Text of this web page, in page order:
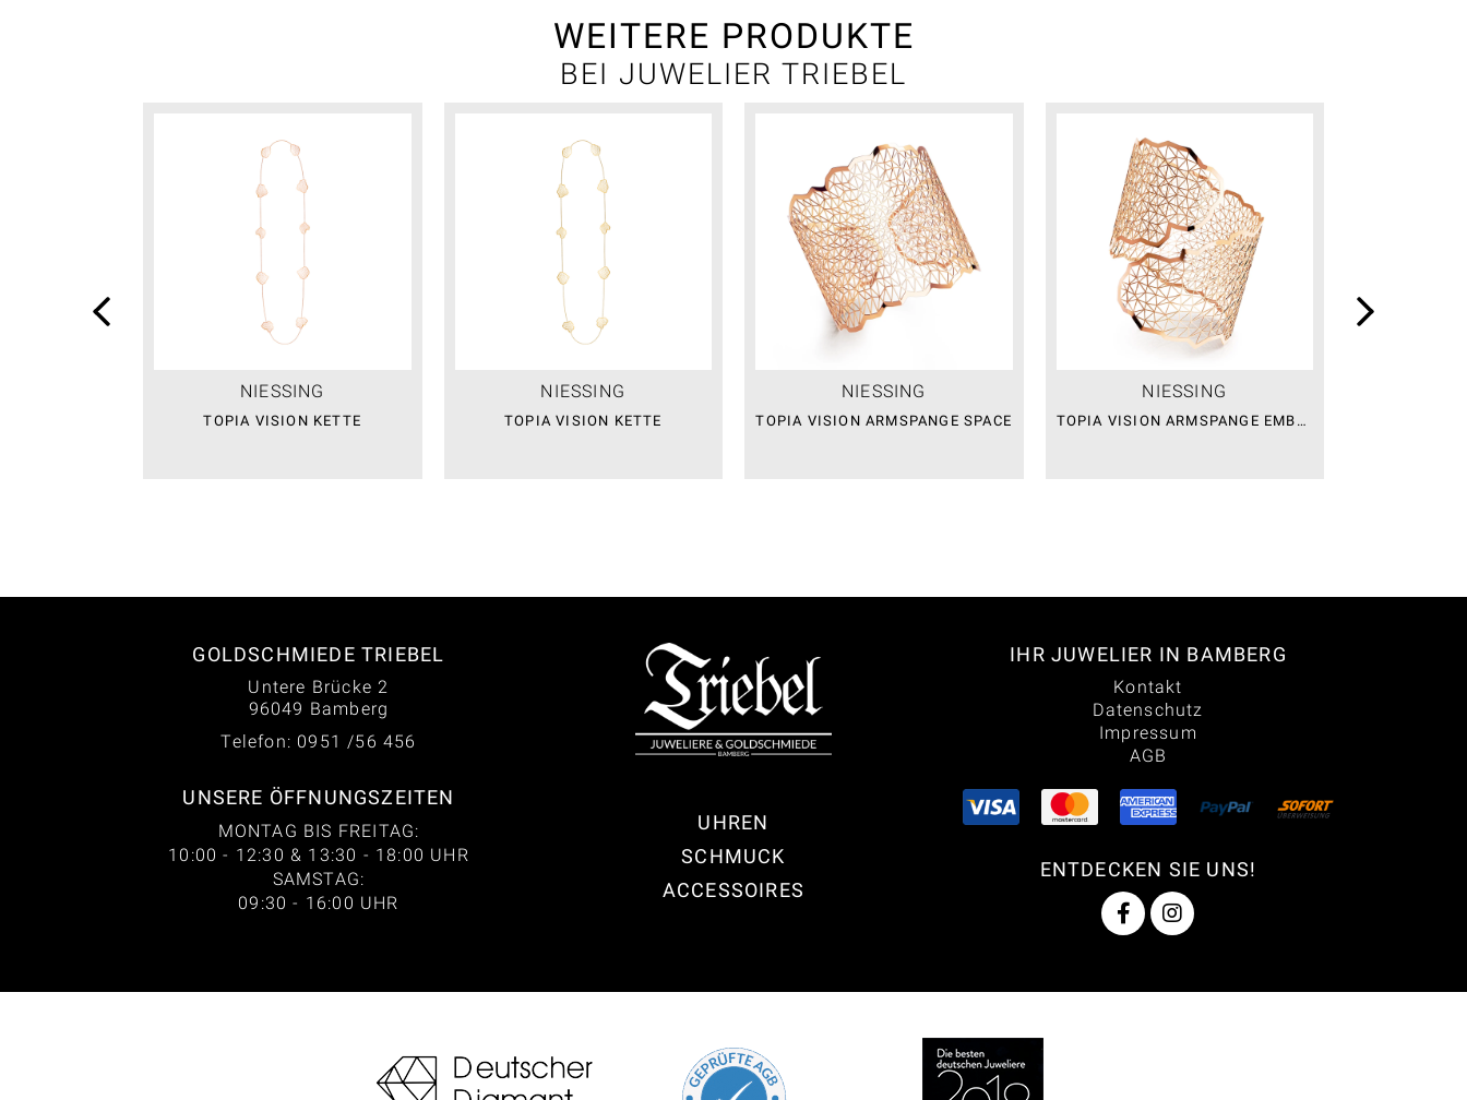
WEITERE PRODUKTE
BEI JUWELIER TRIEBEL
NIESSING
TOPIA VISION KETTE
NIESSING
TOPIA VISION KETTE
NIESSING
TOPIA VISION ARMSPANGE SPACE
NIESSING
TOPIA VISION ARMSPANGE EMBRACE
GOLDSCHMIEDE TRIEBEL
Untere Brücke 2
96049 Bamberg
Telefon: 0951 /56 456
UNSERE ÖFFNUNGSZEITEN
MONTAG BIS FREITAG:
10:00 - 12:30 & 13:30 - 18:00 UHR
SAMSTAG:
09:30 - 16:00 UHR
UHREN
SCHMUCK
ACCESSOIRES
IHR JUWELIER IN BAMBERG
Kontakt
Datenschutz
Impressum
AGB
ENTDECKEN SIE UNS!